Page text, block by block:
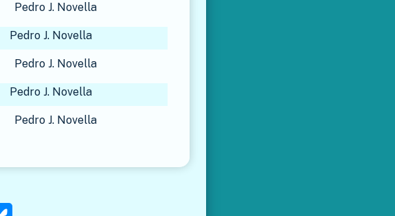
Pedro J. Novella
Pedro J. Novella
Pedro J. Novella
Pedro J. Novella
Pedro J. Novella